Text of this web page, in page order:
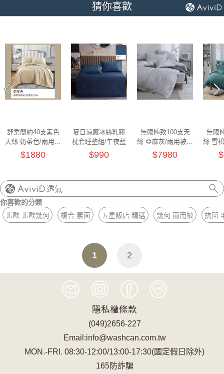
猜你喜歡
舒柔簡約40支素色
天絲-奶茶色/兩用被
床包組
$1880
夏日涼感冰絲乳膠
枕套睡墊組/午夜藍
$990
無限極致100支天
絲-亞麻灰/兩用被床
包組
$7980
無限
絲-雪
透氣
你喜歡的分類
北歐 北歐幾何
複合 素面 五星飯店 精選 幾何 兩用被 抗菌
1 2
隱私權條款
(049)2656-227
Email:info@washcan.com.tw
MON.-FRI. 08:30-12:00/13:00-17:30(國定假日除外)
165防詐騙